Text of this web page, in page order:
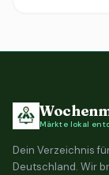
Märkte lokal
Dein Verzeichnis
Deutschland. Wir